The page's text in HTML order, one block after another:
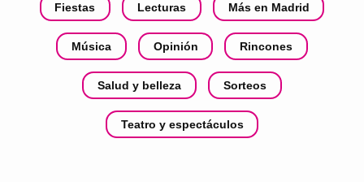
Fiestas Lecturas Más en Madrid
Música Opinión Rincones
Salud y belleza Sorteos
Teatro y espectáculos